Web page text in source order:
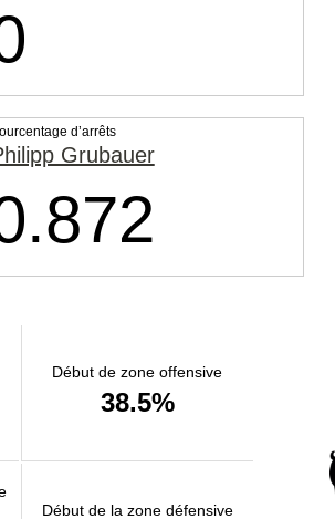
d’arrêts
Grubauer
Début de zone offensive
38.5%
Début de la zone défensive